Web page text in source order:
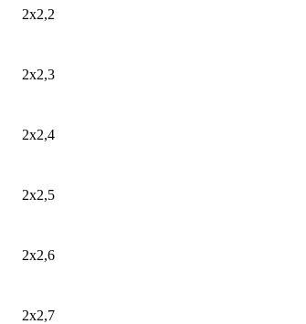
2х2,2
2х2,3
2х2,4
2х2,5
2х2,6
2х2,7